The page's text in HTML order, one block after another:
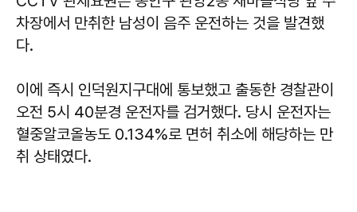
차장에서 만취한 남성이 음주 운전하는 것을 발견했
다.
이에 즉시 인덕원지구대에 통보했고 출동한 경찰관이
오전 5시 40분경 운전자를 검거했다. 당시 운전자는
혈중알코올농도 0.134%로 면허 취소에 해당하는 만
취 상태였다.